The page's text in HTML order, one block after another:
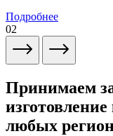
Подробнее
02
Принимаем
любых